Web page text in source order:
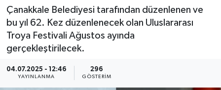
Çanakkale Belediyesi tarafından düzenlenen ve
bu yıl 62. Kez düzenlenecek olan Uluslararası
Troya Festivali Ağustos ayında
gerçekleştirilecek.
04.07.2025 - 12:46
YAYINLANMA
296
GÖSTERIM
Magazin
Resmi İlanlar
Sağlık
Haber Arşivi